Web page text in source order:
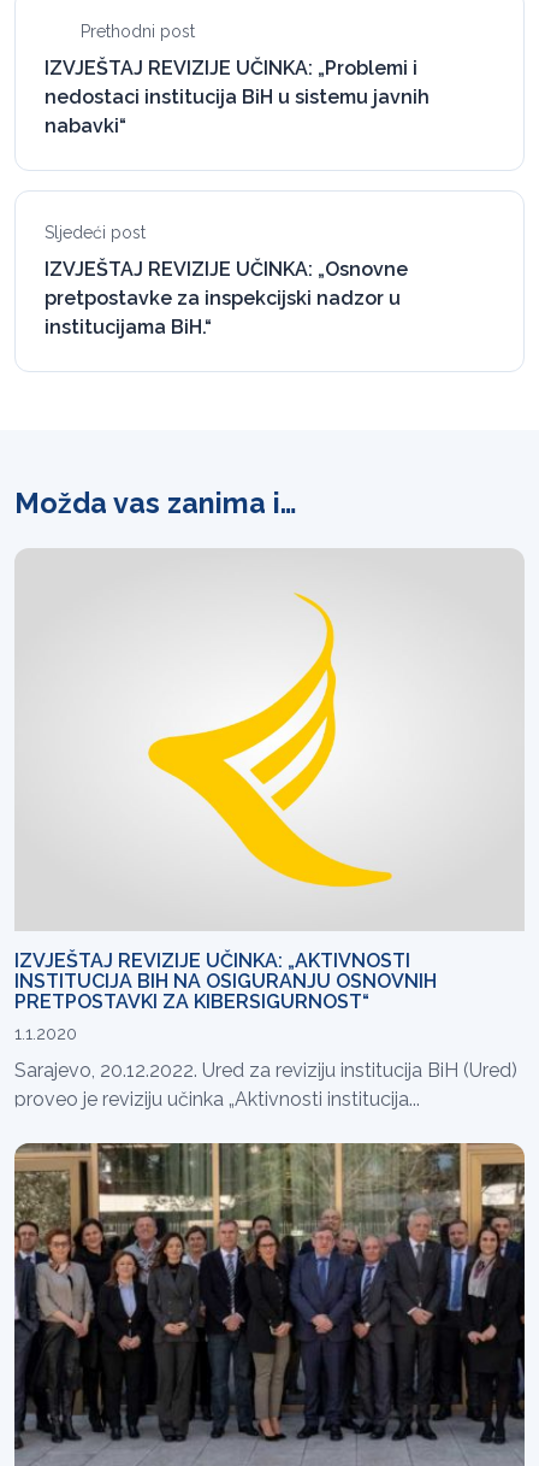
Prethodni post
IZVJEŠTAJ REVIZIJE UČINKA: „Problemi i
nedostaci institucija BiH u sistemu javnih
nabavki“
Sljedeći post
IZVJEŠTAJ REVIZIJE UČINKA: „Osnovne
pretpostavke za inspekcijski nadzor u
institucijama BiH.“
Možda vas zanima i…
IZVJEŠTAJ REVIZIJE UČINKA: „AKTIVNOSTI
INSTITUCIJA BIH NA OSIGURANJU OSNOVNIH
PRETPOSTAVKI ZA KIBERSIGURNOST“
1.1.2020
Sarajevo, 20.12.2022. Ured za reviziju institucija BiH (Ured)
proveo je reviziju učinka „Aktivnosti institucija...